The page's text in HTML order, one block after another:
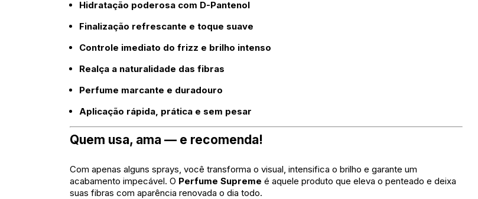
Hidratação poderosa com D-Pantenol
Finalização refrescante e toque suave
Controle imediato do frizz e brilho intenso
Realça a naturalidade das fibras
Perfume marcante e duradouro
Aplicação rápida, prática e sem pesar
Quem usa, ama — e recomenda!
Com apenas alguns sprays, você transforma o visual, intensifica o brilho e garante um
acabamento impecável. O Perfume Supreme é aquele produto que eleva o penteado e deixa
suas fibras com aparência renovada o dia todo.